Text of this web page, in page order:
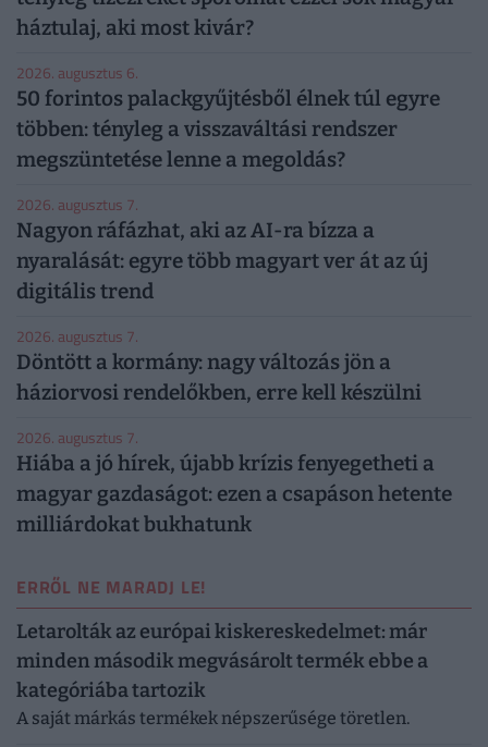
háztulaj, aki most kivár?
2026. augusztus 6.
50 forintos palackgyűjtésből élnek túl egyre
többen: tényleg a visszaváltási rendszer
megszüntetése lenne a megoldás?
2026. augusztus 7.
Nagyon ráfázhat, aki az AI-ra bízza a
nyaralását: egyre több magyart ver át az új
digitális trend
2026. augusztus 7.
Döntött a kormány: nagy változás jön a
háziorvosi rendelőkben, erre kell készülni
2026. augusztus 7.
Hiába a jó hírek, újabb krízis fenyegetheti a
magyar gazdaságot: ezen a csapáson hetente
milliárdokat bukhatunk
ERRŐL NE MARADJ LE!
Letarolták az európai kiskereskedelmet: már
minden második megvásárolt termék ebbe a
kategóriába tartozik
A saját márkás termékek népszerűsége töretlen.